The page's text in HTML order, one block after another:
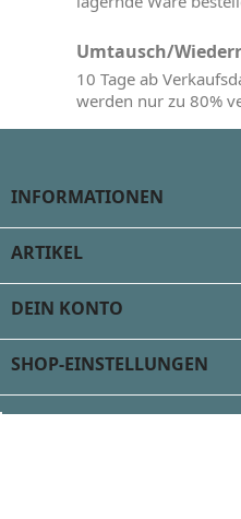
Umtausch/
10 Tage ab
werden nur zu 80%
INFORMATIONEN
ARTIKEL
DEIN KONTO
SHOP-EINSTELLUNGEN